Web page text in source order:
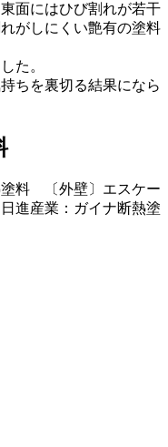
面にはひび割れが若干
がしにくい艶有の塗料
た。
ちを裏切る結果になら
塗料 〔外壁〕エスケー
進産業：ガイナ断熱塗